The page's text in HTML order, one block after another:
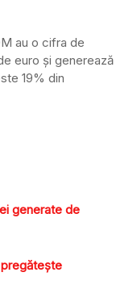
au o cifra de
euro şi generează
19% din
generate de